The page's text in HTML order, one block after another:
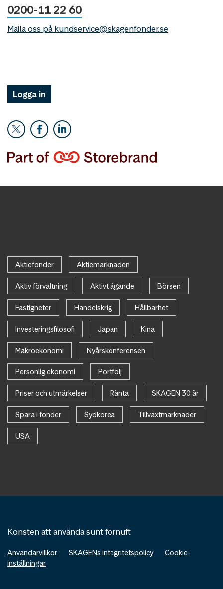
0200-11 22 60
Maila oss på kundservice@skagenfonder.se
Logga in
Aktiefonder Aktiemarknaden
Aktiv förvaltning Aktivt ägande Börsen
Fastigheter Handelskrig Hållbarhet
Investeringsfilosofi Japan Kina
Makroekonomi Nyårskonferensen
Personlig ekonomi Portfölj
Priser och utmärkelser Ränta SKAGEN 30 år
Spara i fonder Sydkorea Tillväxtmarknader
USA
Konsten att använda sunt förnuft
Användarvillkor SKAGENs integritetspolicy
Cookie-
inställningar